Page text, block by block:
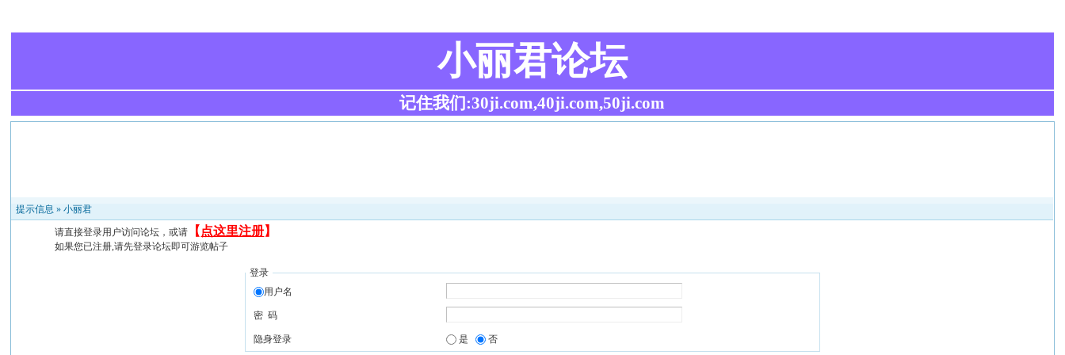
小丽君论坛
记住我们:30ji.com,40ji.com,50ji.com
提示信息 »小丽君
请直接登录用户访问论坛，或请 【 点这里注册】
如果您已注册,请先登录论坛即可游览帖子
登录
用户名
密 码
隐身登录 是 否